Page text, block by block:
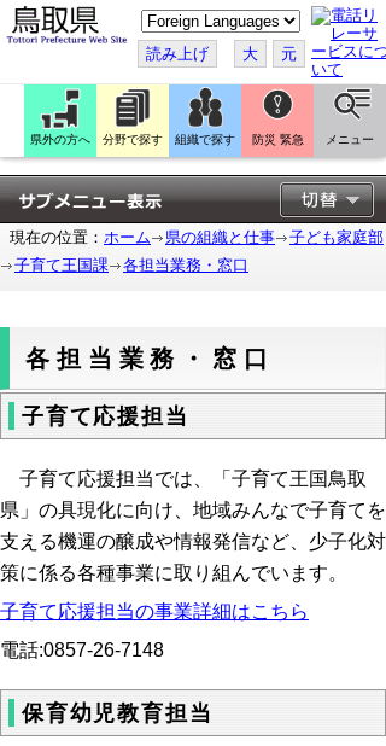
こ
の
ペ
ー
ジ
翻
訳
す
る
読み上げ 大 元
県外の方へ 分野で探す 組織で探す 防災 緊急 メニュー
現在の位置： ホーム 県の組織と仕事
子ども家庭部
子育て王国課
各担当業務・窓口
各担当業務・窓口
子育て応援担当
子育て応援担当では、「子育て王国鳥取
県」の具現化に向け、地域みんなで子育てを
支える機運の醸成や情報発信など、少子化対
策に係る各種事業に取り組んでいます。
子育て応援担当の事業詳細はこちら
電話:0857-26-7148
保育幼児教育担当